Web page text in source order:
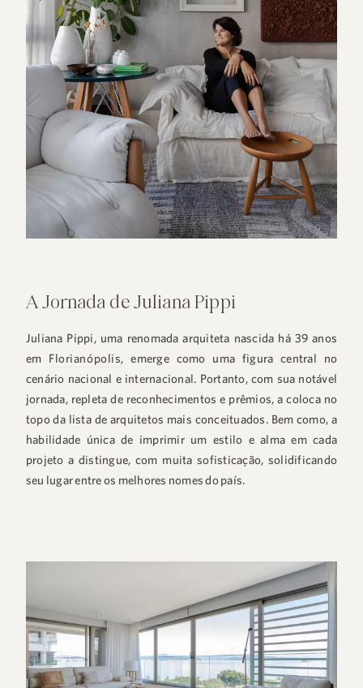
A Jornada de Juliana Pippi
Juliana Pippi, uma renomada arquiteta nascida há 39 anos
em Florianópolis, emerge como uma figura central no
cenário nacional e internacional. Portanto, com sua notável
jornada, repleta de reconhecimentos e prêmios, a coloca no
topo da lista de arquitetos mais conceituados. Bem como, a
habilidade única de imprimir um estilo e alma em cada
projeto a distingue, com muita sofisticação, solidificando
seu lugar entre os melhores nomes do país.